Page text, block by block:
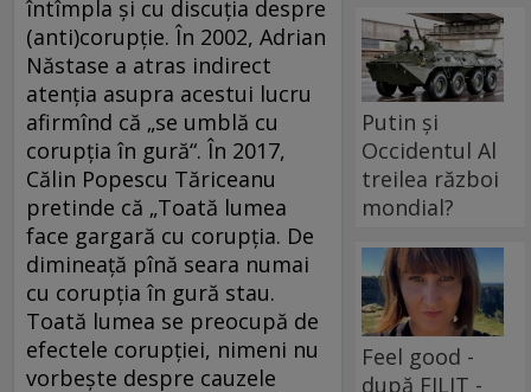
întîmpla și cu discuția despre
(anti)corupție. În 2002, Adrian
Năstase a atras indirect
atenția asupra acestui lucru
afirmînd că „se umblă cu
corupția în gură“. În 2017,
Călin Popescu Tăriceanu
pretinde că „Toată lumea
face gargară cu corupția. De
dimineață pînă seara numai
cu corupția în gură stau.
Toată lumea se preocupă de
efectele corupției, nimeni nu
vorbește despre cauzele
Putin și
Occidentul Al
treilea război
mondial?
Feel good -
după FILIT -